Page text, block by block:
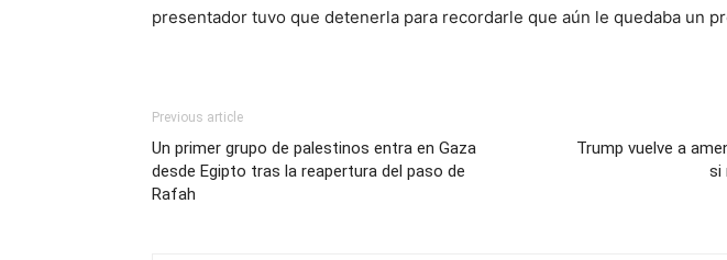
presentador tuvo que detenerla para recordarle que aún le quedaba un
Previous article
Un primer grupo de palestinos entra en Gaza
desde Egipto tras la reapertura del paso de
Rafah
Trump vuelve a
si